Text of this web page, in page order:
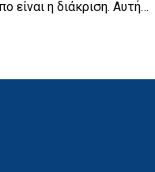
είναι η διάκριση. Αυτή
ότι είναι άγνωστη σε
θρησκευομένων.